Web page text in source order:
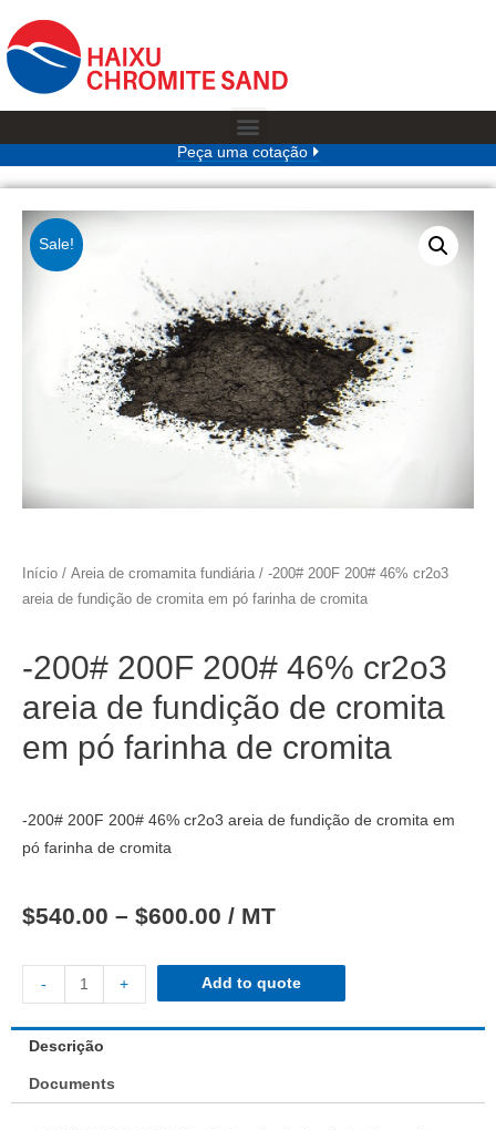
Peça uma cotação
Sale!
Início / Areia de cromamita fundiária / -200# 200F 200# 46% cr2o3
areia de fundição de cromita em pó farinha de cromita
-200# 200F 200# 46% cr2o3
areia de fundição de cromita
em pó farinha de cromita
-200# 200F 200# 46% cr2o3 areia de fundição de cromita em
pó farinha de cromita
$540.00 – $600.00 / MT
- + Add to quote
Descrição
Documents